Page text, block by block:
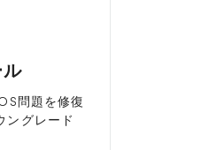
ル
問題を修復
ングレード